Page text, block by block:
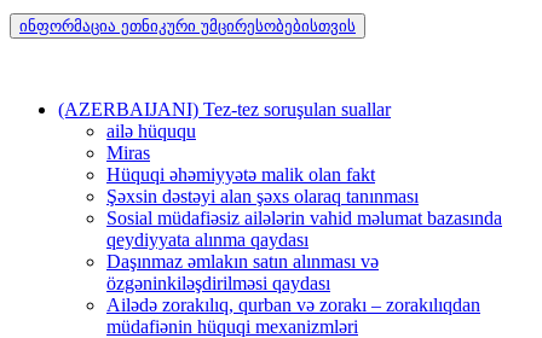
ინფორმაცია ეთნიკური უმცირესობებისთვის
(AZERBAIJANI) Tez-tez soruşulan suallar
ailə hüququ
Miras
Hüquqi əhəmiyyətə malik olan fakt
Şəxsin dəstəyi alan şəxs olaraq tanınması
Sosial müdafiəsiz ailələrin vahid məlumat bazasında
qeydiyyata alınma qaydası
Daşınmaz əmlakın satın alınması və
özgəninkiləşdirilməsi qaydası
Ailədə zorakılıq, qurban və zorakı – zorakılıqdan
müdafiənin hüquqi mexanizmləri